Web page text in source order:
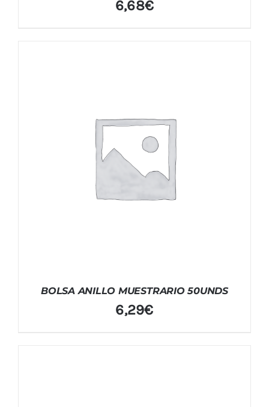
6,68€
BOLSA ANILLO MUESTRARIO 50UNDS
6,29€